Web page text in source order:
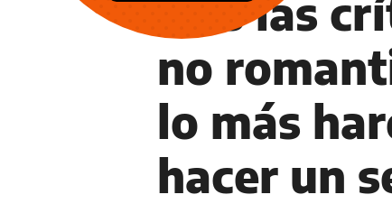
tras las
no
lo más
hacer un